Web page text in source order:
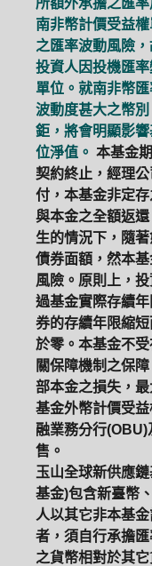
所額外承擔之匯
南非幣計價受益
之匯率波動風險
投資人因投機匯
單位。就南非幣
波動度甚大之幣
鉅，將會明顯影
位淨值。 本基金
契約終止，經理
付，本基金非定
與本金之全額返
生的情況下，隨
債券面額，然本
風險。原則上，
過基金實際存續
券的存續年限縮
於零。本基金不
關保障機制之保
部本金之損失，
基金外幣計價受
融業務分行
售。
玉山全球新供應
基金)包含新臺幣
人以其它非本基
者，須自行承擔
之貨幣相對於其